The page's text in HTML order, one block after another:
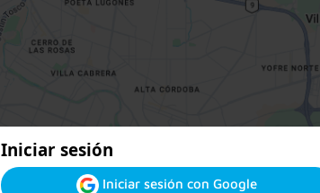
Iniciar sesión
Iniciar sesión con Google